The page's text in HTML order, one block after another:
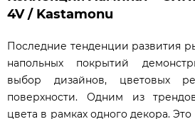
4V / Kastamonu
Последние тенденции развития
напольных покрытий
выбор дизайнов, цветовых
поверхности. Одним из
цвета в рамках одного декора.